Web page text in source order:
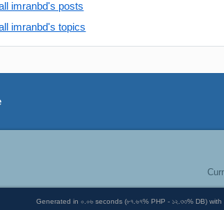
imranbd's posts
imranbd's topics
Generated in ০.০৬ seconds (৮৭.৬৭% PHP - ১২.৩৩% DB)